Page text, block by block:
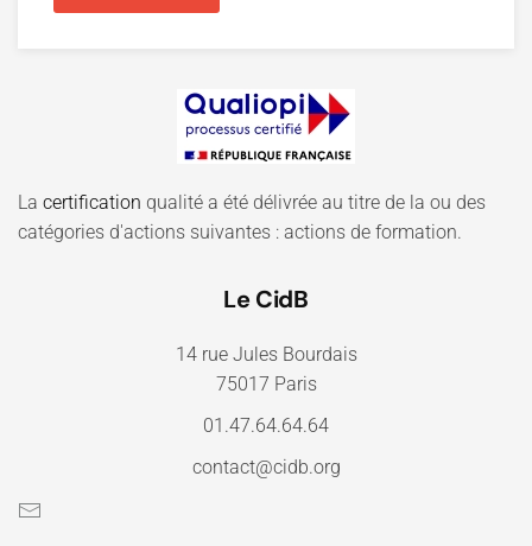
La certification qualité a été délivrée au titre de la ou des
catégories d'actions suivantes : actions de formation.
Le CidB
14 rue Jules Bourdais
75017 Paris
01.47.64.64.64
contact@cidb.org